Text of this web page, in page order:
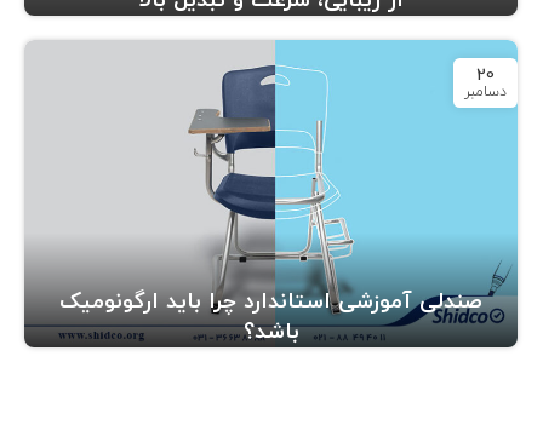
20
دسامبر
صندلی آموزشی استاندارد چرا باید ارگونومیک
باشد؟